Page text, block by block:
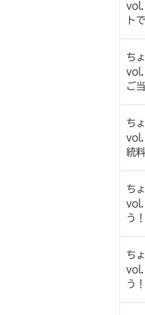
ト
ち
ご
ち
統料
ち
う！
ち
う！